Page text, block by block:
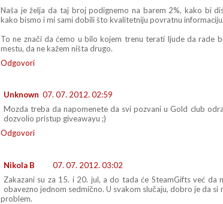
Naša je želja da taj broj podignemo na barem 2%, kako bi
kako bismo i mi sami dobili što kvalitetniju povratnu informaciju.
To ne znači da ćemo u bilo kojem trenu terati ljude da rade
mestu, da ne kažem ništa drugo.
Odgovori
Unknown 07. 07. 2012. 02:59
Mozda treba da napomenete da svi pozvani u Gold club
dozvolio pristup giveawayu ;)
Odgovori
Nikola B
07. 07. 2012. 03:02
Zakazani su za 15. i 20. jul, a do tada će SteamGifts već da
obavezno jednom sedmično. U svakom slučaju, dobro je da
problem.